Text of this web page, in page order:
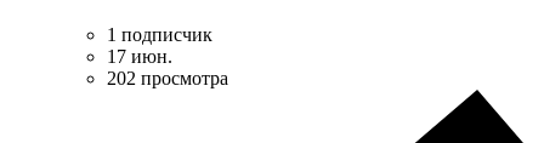
1 подписчик
17 июн.
202 просмотра